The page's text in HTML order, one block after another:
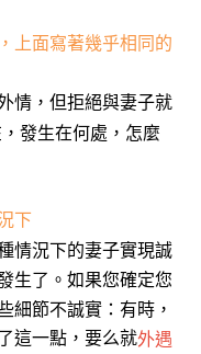
上面寫著幾乎相同的
情，但拒絕與妻子就
發生在何處，怎麼
下
情況下的妻子實現誠
生了。如果您確定您
細節不誠實：有時，
這一點，要么就外遇